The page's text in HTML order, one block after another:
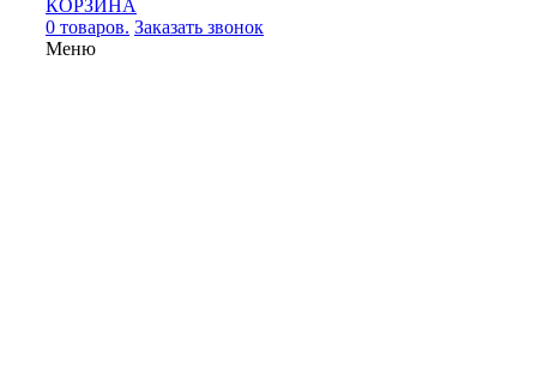
КОРЗИНА
0 товаров. Заказать звонок
Меню